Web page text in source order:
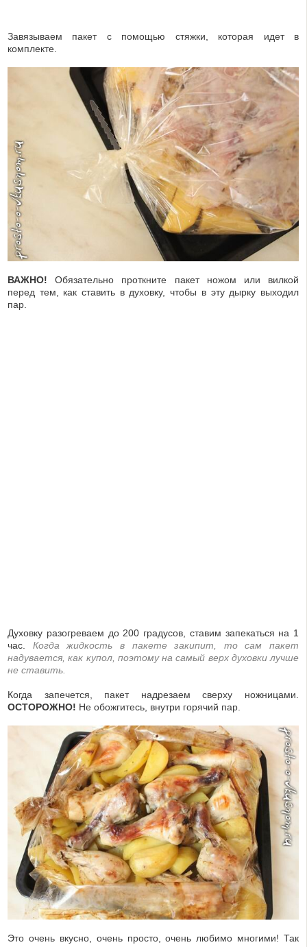
Завязываем пакет с помощью стяжки, которая идет в
комплекте.
ВАЖНО! Обязательно проткните пакет ножом или вилкой
перед тем, как ставить в духовку, чтобы в эту дырку выходил
пар.
Духовку разогреваем до 200 градусов, ставим запекаться на 1
час. Когда жидкость в пакете закипит, то сам пакет
надувается, как купол, поэтому на самый верх духовки лучше
не ставить.
Когда запечется, пакет надрезаем сверху ножницами.
ОСТОРОЖНО! Не обожгитесь, внутри горячий пар.
Это очень вкусно, очень просто, очень любимо многими! Так